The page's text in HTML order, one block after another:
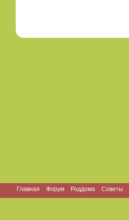
Главная Форум Роддома Советы